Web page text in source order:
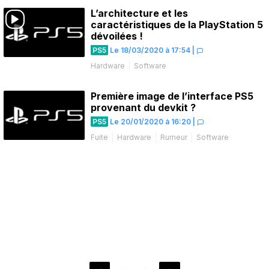
L’architecture et les
caractéristiques de la PlayStation 5
dévoilées !
PS5 Le 18/03/2020 à 17:54
Hardware
Software
Première image de l’interface PS5
provenant du devkit ?
PS5 Le 20/01/2020 à 16:20
Fuite
Hardware Rumeur Software